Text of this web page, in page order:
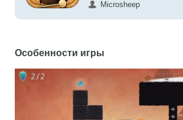
Microsheep
Особенности игры